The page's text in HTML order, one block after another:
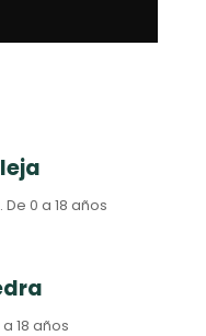
De 0 a 18 años
a 18 años